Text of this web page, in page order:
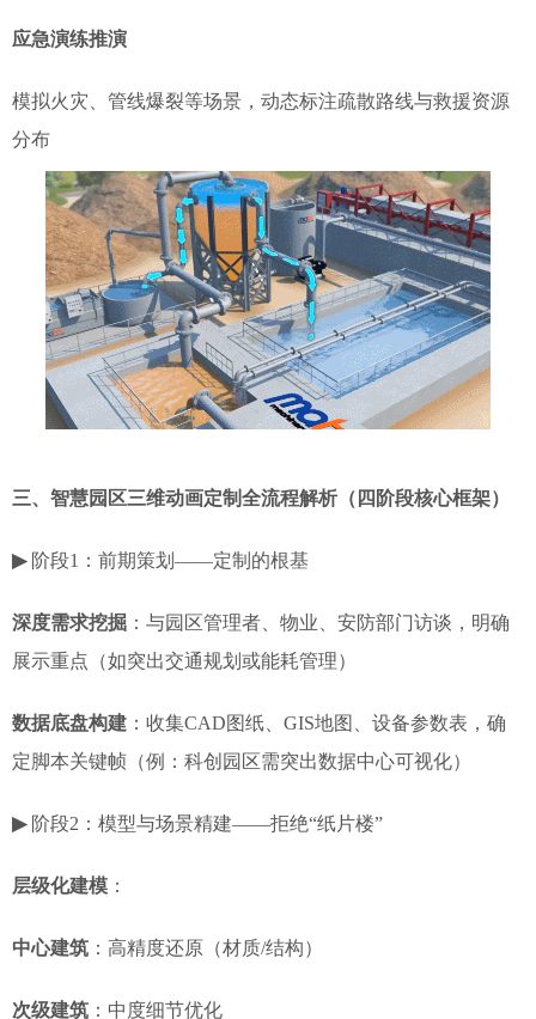
应急演练推演
模拟火灾、管线爆裂等场景，动态标注疏散路线与救援资源
分布
三、智慧园区三维动画定制全流程解析（四阶段核心框架）
▶ 阶段1：前期策划——定制的根基
深度需求挖掘 ：与园区管理者、物业、安防部门访谈，明确
展示重点（如突出交通规划或能耗管理）
数据底盘构建 ：收集CAD图纸、GIS地图、设备参数表，确
定脚本关键帧（例：科创园区需突出数据中心可视化）
▶ 阶段2：模型与场景精建——拒绝“纸片楼”
层级化建模 ：
中心建筑 ：高精度还原（材质/结构）
次级建筑 ：中度细节优化